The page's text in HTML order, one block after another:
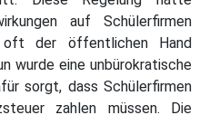
auf Schülerfirmen
der öffentlichen Hand
wurde eine unbürokratische
sorgt, dass Schülerfirmen
zahlen müssen. Die